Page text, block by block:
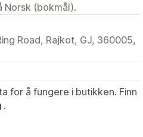
(bokmål).
Road, Rajkot, GJ, 360005,
for å fungere i butikken. Finn
.